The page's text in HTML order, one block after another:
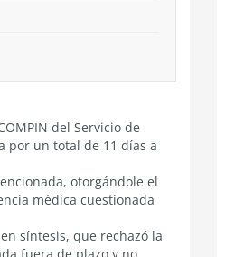
del Servicio de
por un total de 11 días a
otorgándole el
médica cuestionada
síntesis, que rechazó la